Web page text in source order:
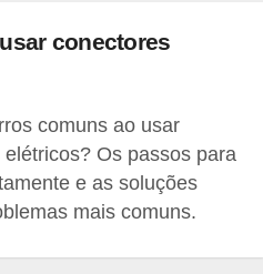
conectores
comuns ao usar
Os passos para
e as soluções
mais comuns.